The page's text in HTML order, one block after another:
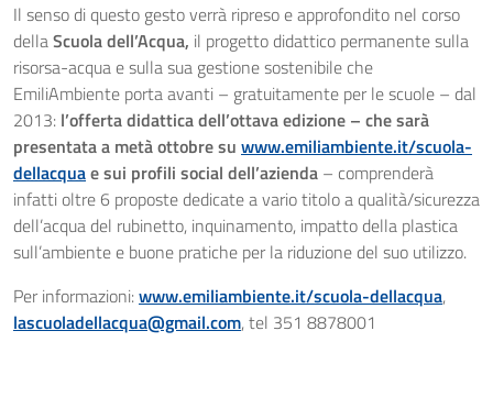
Il senso di questo gesto verrà ripreso e approfondito nel corso
dellaScuola dell’Acqua, il progetto didattico permanente sulla
risorsa-acqua e sulla sua gestione sostenibile che
EmiliAmbiente porta avanti – gratuitamente per le scuole – dal
2013: l’offerta didattica dell’ottava edizione – che sarà
presentata a metà ottobre su www.emiliambiente.it/scuola-
dellacquae sui profili social dell’azienda – comprenderà
infatti oltre 6 proposte dedicate a vario titolo a qualità/sicurezza
dell’acqua del rubinetto, inquinamento, impatto della plastica
sull’ambiente e buone pratiche per la riduzione del suo utilizzo.
Per informazioni:www.emiliambiente.it/scuola-dellacqua,
lascuoladellacqua@gmail.com, tel 351 8878001